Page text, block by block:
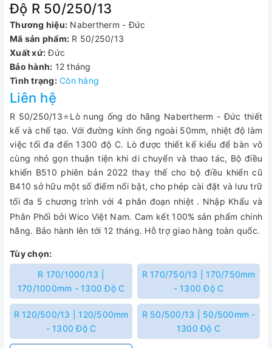
Độ R 50/250/13
Thương hiệu: Nabertherm - Đức
Mã sản phẩm: R 50/250/13
Xuất xứ: Đức
Bảo hành: 12 tháng
Tình trạng: Còn hàng
Liên hệ
R 50/250/13⭐L ò nung ống do hãng Nabertherm - Đức thiết
kế và chế tạo. Với đường kính ống ngoài 50mm, nhiệt độ làm
việc tối đa đến 1300 độ C. Lò được thiết kế kiểu để bàn vô
cùng nhỏ gọn thuận tiện khi di chuyển và thao tác, Bộ điều
khiển B510 phiên bản 2022 thay thế cho bộ điều khiển cũ
B410 sở hữu một số điểm nổi bật, cho phép cài đặt và lưu trữ
tối đa 5 chương trình với 4 phân đoạn nhiệt . Nhập Khẩu và
Phân Phối bởi Wico Việt Nam. Cam kết 100% sản phẩm chính
hãng. Bảo hành lên tới 12 tháng. Hỗ trợ giao hàng toàn quốc.
Tùy chọn:
R 170/1000/13 |
170/1000mm - 1300 Độ C
R 170/750/13 | 170/750mm
- 1300 Độ C
R 120/500/13 | 120/500mm
- 1300 Độ C
R 50/500/13 | 50/500mm -
1300 Độ C